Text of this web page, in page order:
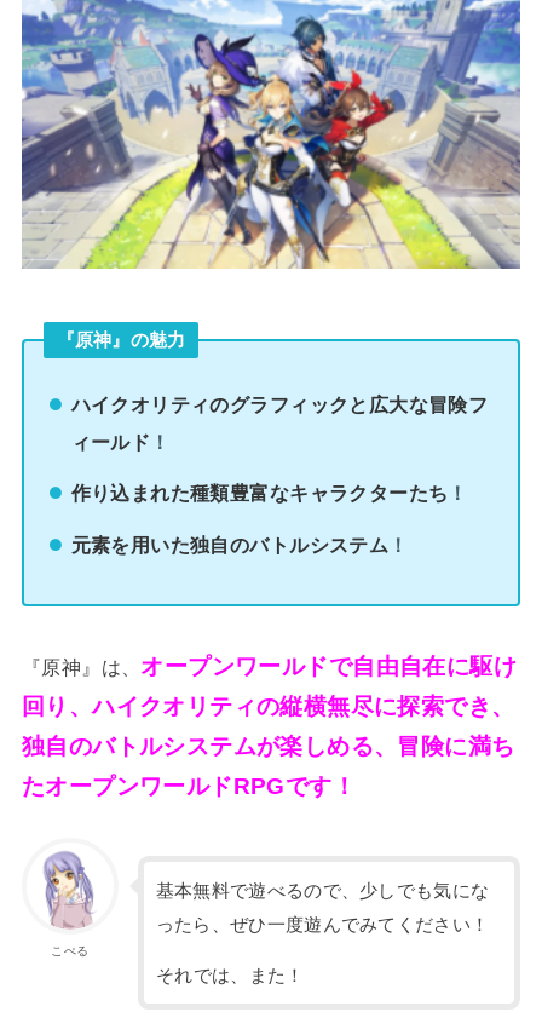
『原神』の魅力
ハイクオリティのグラフィックと広大な冒険フ
ィールド ！
作り込まれた種類豊富なキャラクターたち ！
元素を用いた独自のバトルシステム ！
『原神』は、 オープンワールドで自由自在に駆け
回り、ハイクオリティの縦横無尽に探索でき、
独自のバトルシステムが楽しめる、冒険に満ち
たオープンワールドRPGです！
こぺる
基本無料で遊べるので、少しでも気にな
ったら、ぜひ一度遊んでみてください！
それでは、また！